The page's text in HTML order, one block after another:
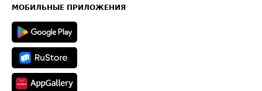
Техническая информация
МОБИЛЬНЫЕ ПРИЛОЖЕНИЯ